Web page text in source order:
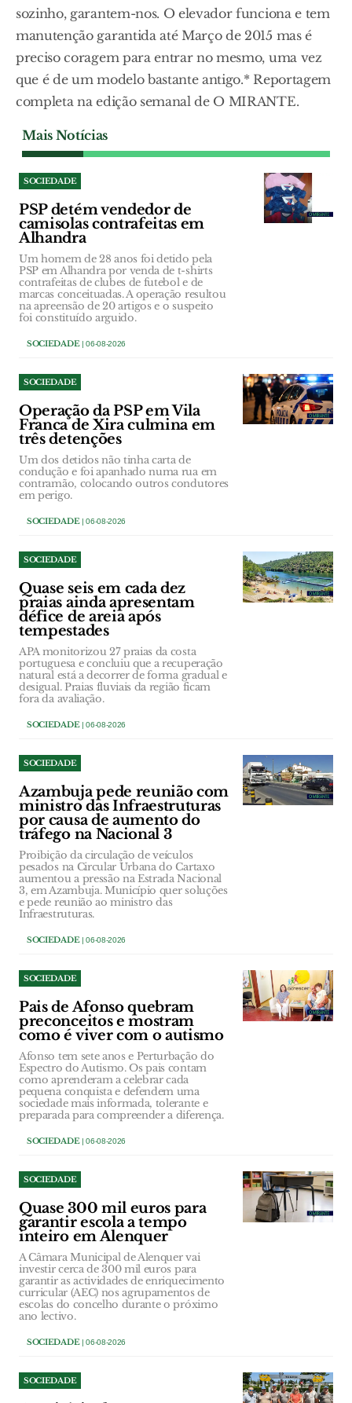
sozinho, garantem-nos. O elevador funciona e tem
manutenção garantida até Março de 2015 mas é
preciso coragem para entrar no mesmo, uma vez
que é de um modelo bastante antigo.* Reportagem
completa na edição semanal de O MIRANTE.
Mais Notícias
SOCIEDADE
PSP detém vendedor de
camisolas contrafeitas em
Alhandra
Um homem de 28 anos foi detido pela
PSP em Alhandra por venda de t-shirts
contrafeitas de clubes de futebol e de
marcas conceituadas. A operação resultou
na apreensão de 20 artigos e o suspeito
foi constituído arguido.
SOCIEDADE| 06-08-2026
SOCIEDADE
Operação da PSP em Vila
Franca de Xira culmina em
três detenções
Um dos detidos não tinha carta de
condução e foi apanhado numa rua em
contramão, colocando outros condutores
em perigo.
SOCIEDADE| 06-08-2026
SOCIEDADE
Quase seis em cada dez
praias ainda apresentam
défice de areia após
tempestades
APA monitorizou 27 praias da costa
portuguesa e concluiu que a recuperação
natural está a decorrer de forma gradual e
desigual. Praias fluviais da região ficam
fora da avaliação.
SOCIEDADE| 06-08-2026
SOCIEDADE
Azambuja pede reunião com
ministro das Infraestruturas
por causa de aumento do
tráfego na Nacional 3
Proibição da circulação de veículos
pesados na Circular Urbana do Cartaxo
aumentou a pressão na Estrada Nacional
3, em Azambuja. Município quer soluções
e pede reunião ao ministro das
Infraestruturas.
SOCIEDADE| 06-08-2026
SOCIEDADE
Pais de Afonso quebram
preconceitos e mostram
como é viver com o autismo
Afonso tem sete anos e Perturbação do
Espectro do Autismo. Os pais contam
como aprenderam a celebrar cada
pequena conquista e defendem uma
sociedade mais informada, tolerante e
preparada para compreender a diferença.
SOCIEDADE| 06-08-2026
SOCIEDADE
Quase 300 mil euros para
garantir escola a tempo
inteiro em Alenquer
A Câmara Municipal de Alenquer vai
investir cerca de 300 mil euros para
garantir as actividades de enriquecimento
curricular (AEC) nos agrupamentos de
escolas do concelho durante o próximo
ano lectivo.
SOCIEDADE| 06-08-2026
SOCIEDADE